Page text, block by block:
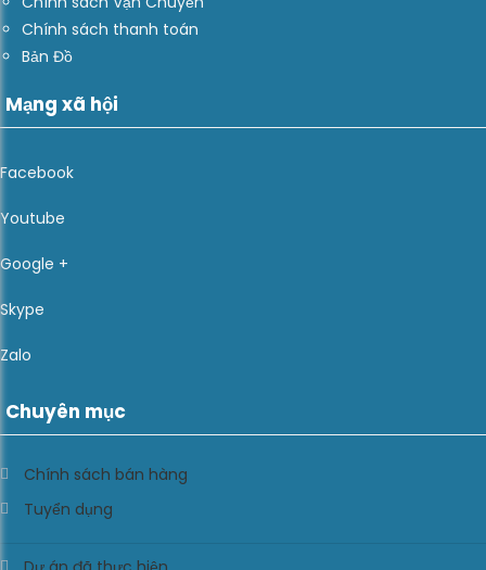
Chính sách thanh toán
Bản Đồ
Mạng xã hội
Facebook
Youtube
Google +
Skype
Zalo
Chuyên mục
Chính sách bán hàng
Tuyển dụng